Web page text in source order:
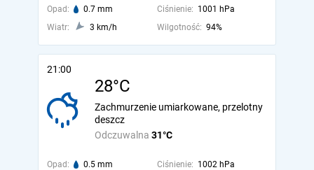
Opad: 0.7 mm Ciśnienie: 1001 hPa
Wiatr:
3 km/h Wilgotność: 94%
21:00
28°C
Odczuwalna 31°C
Zachmurzenie umiarkowane, przelotny
deszcz
Opad: 0.5 mm Ciśnienie: 1002 hPa